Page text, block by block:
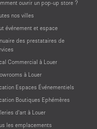
ouvrir un pop-up store ?
nos villes
événement et espace
des prestataires de
Commercial à Louer
à Louer
Espaces Événementiels
Boutiques Ephémères
d'art à Louer
les emplacements